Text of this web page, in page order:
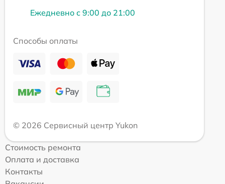
Ежедневно с 9:00 до 21:00
Способы оплаты
© 2026 Сервисный центр Yukon
Стоимость ремонта
Оплата и доставка
Контакты